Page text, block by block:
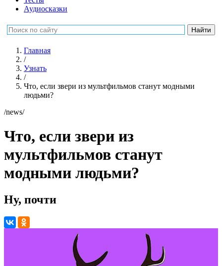
Аудиосказки
Главная
/
Узнать
/
Что, если звери из мультфильмов станут модными
людьми?
/news/
Что, если звери из
мультфильмов станут
модными людьми?
Ну, почти